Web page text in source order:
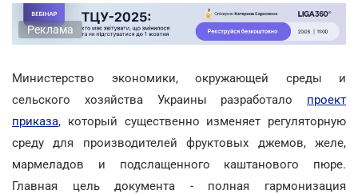
Реклама
Министерство экономики, окружающей среды и
сельского хозяйства Украины разработало проект
приказа, который существенно изменяет регуляторную
среду для производителей фруктовых джемов, желе,
мармеладов и подслащенного каштанового пюре.
Главная цель документа - полная гармонизация